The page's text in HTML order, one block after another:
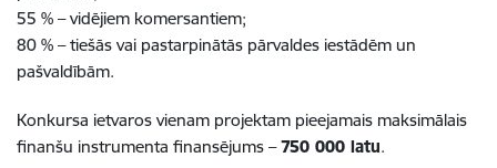
55 % – vidējiem komersantiem;
80 % – tiešās vai pastarpinātās pārvaldes iestādēm un
pašvaldībām.
Konkursa ietvaros vienam projektam pieejamais maksimālais
finanšu instrumenta finansējums –750 000 latu.